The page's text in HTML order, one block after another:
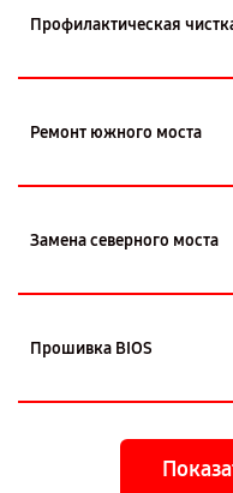
Профилактическая
Ремонт южного моста
Замена северного моста
Прошивка BIOS